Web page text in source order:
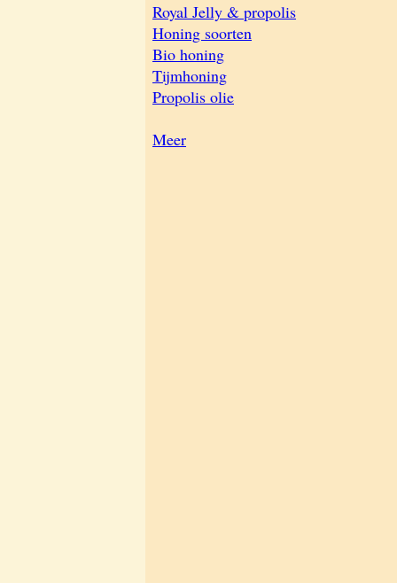
Royal Jelly & propolis
Honing soorten
Bio honing
Tijmhoning
Propolis olie
Meer